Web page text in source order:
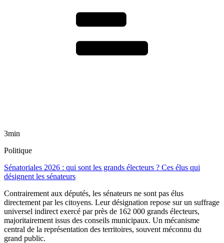
3min
Politique
Sénatoriales 2026 : qui sont les grands électeurs ? Ces élus qui
désignent les sénateurs
Contrairement aux députés, les sénateurs ne sont pas élus
directement par les citoyens. Leur désignation repose sur un suffrage
universel indirect exercé par près de 162 000 grands électeurs,
majoritairement issus des conseils municipaux. Un mécanisme
central de la représentation des territoires, souvent méconnu du
grand public.